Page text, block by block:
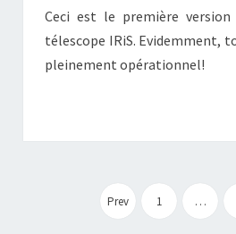
IRIS.
Ceci est le première
télescope IRiS. Evidemment,
pleinement opérationnel!
des
Prev 1 …